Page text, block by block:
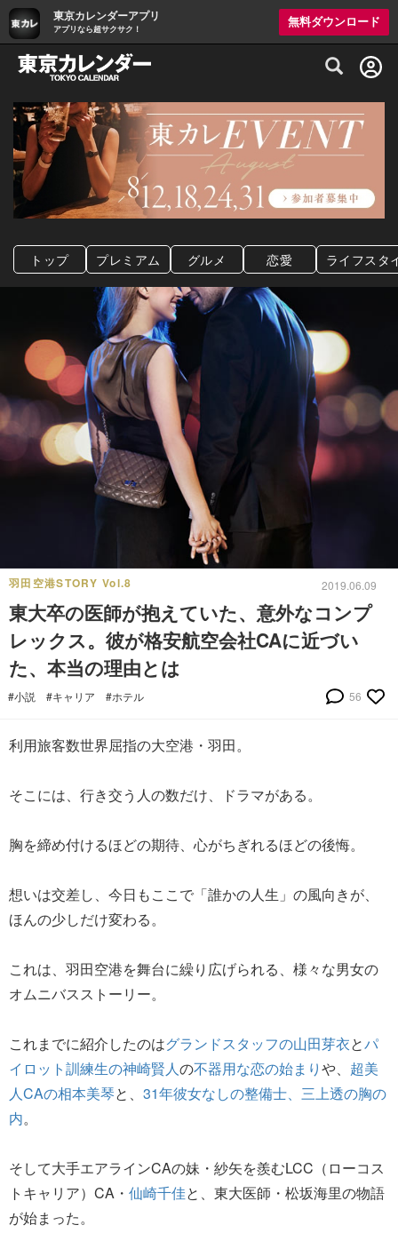
東京カレンダーアプリ
アプリなら超サクサク！
無料ダウンロード
グルメ情報・プレミアムレストラン予約
トップ プレミアム グルメ 恋愛 ライフスタ
羽田空港STORY Vol.8 2019.06.09
東大卒の医師が抱えていた、意外なコンプ
レックス。彼が格安航空会社CAに近づい
た、本当の理由とは
#小説 #キャリア #ホテル 56
利用旅客数世界屈指の大空港・羽田。
そこには、行き交う人の数だけ、ドラマがある。
胸を締め付けるほどの期待、心がちぎれるほどの後悔。
想いは交差し、今日もここで「誰かの人生」の風向きが、
ほんの少しだけ変わる。
これは、羽田空港を舞台に繰り広げられる、様々な男女の
オムニバスストーリー。
これまでに紹介したのはグランドスタッフの山田芽衣とパ
イロット訓練生の神崎賢人の不器用な恋の始まりや、 超美
人CAの相本美琴と、 31年彼女なしの整備士、三上透の胸の
内。
そして大手エアラインCAの妹・紗矢を羨むLCC（ローコス
トキャリア）CA・ 仙崎千佳と、東大医師・松坂海里の物語
が始まった。